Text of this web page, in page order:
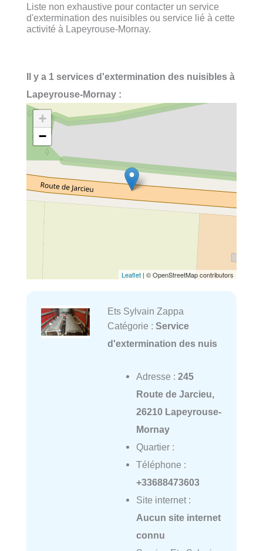
Liste non exhaustive pour contacter un service
d'extermination des nuisibles ou service lié à cette
activité à Lapeyrouse-Mornay.
Il y a 1 services d'extermination des nuisibles à
Lapeyrouse-Mornay :
+
−
Leaflet | © OpenStreetMap contributors
Ets Sylvain Zappa
Catégorie : Service
d'extermination des nuis
Adresse : 245
Route de Jarcieu,
26210 Lapeyrouse-
Mornay
Quartier :
Téléphone :
+33688473603
Site internet :
Aucun site internet
connu